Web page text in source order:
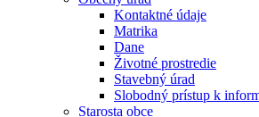
Kontaktné údaje
Matrika
Dane
Životné prostredie
Stavebný úrad
Slobodný prístup k
Starosta obce